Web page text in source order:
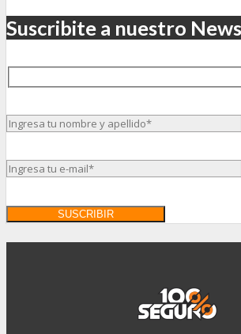
Suscribite a nuestro